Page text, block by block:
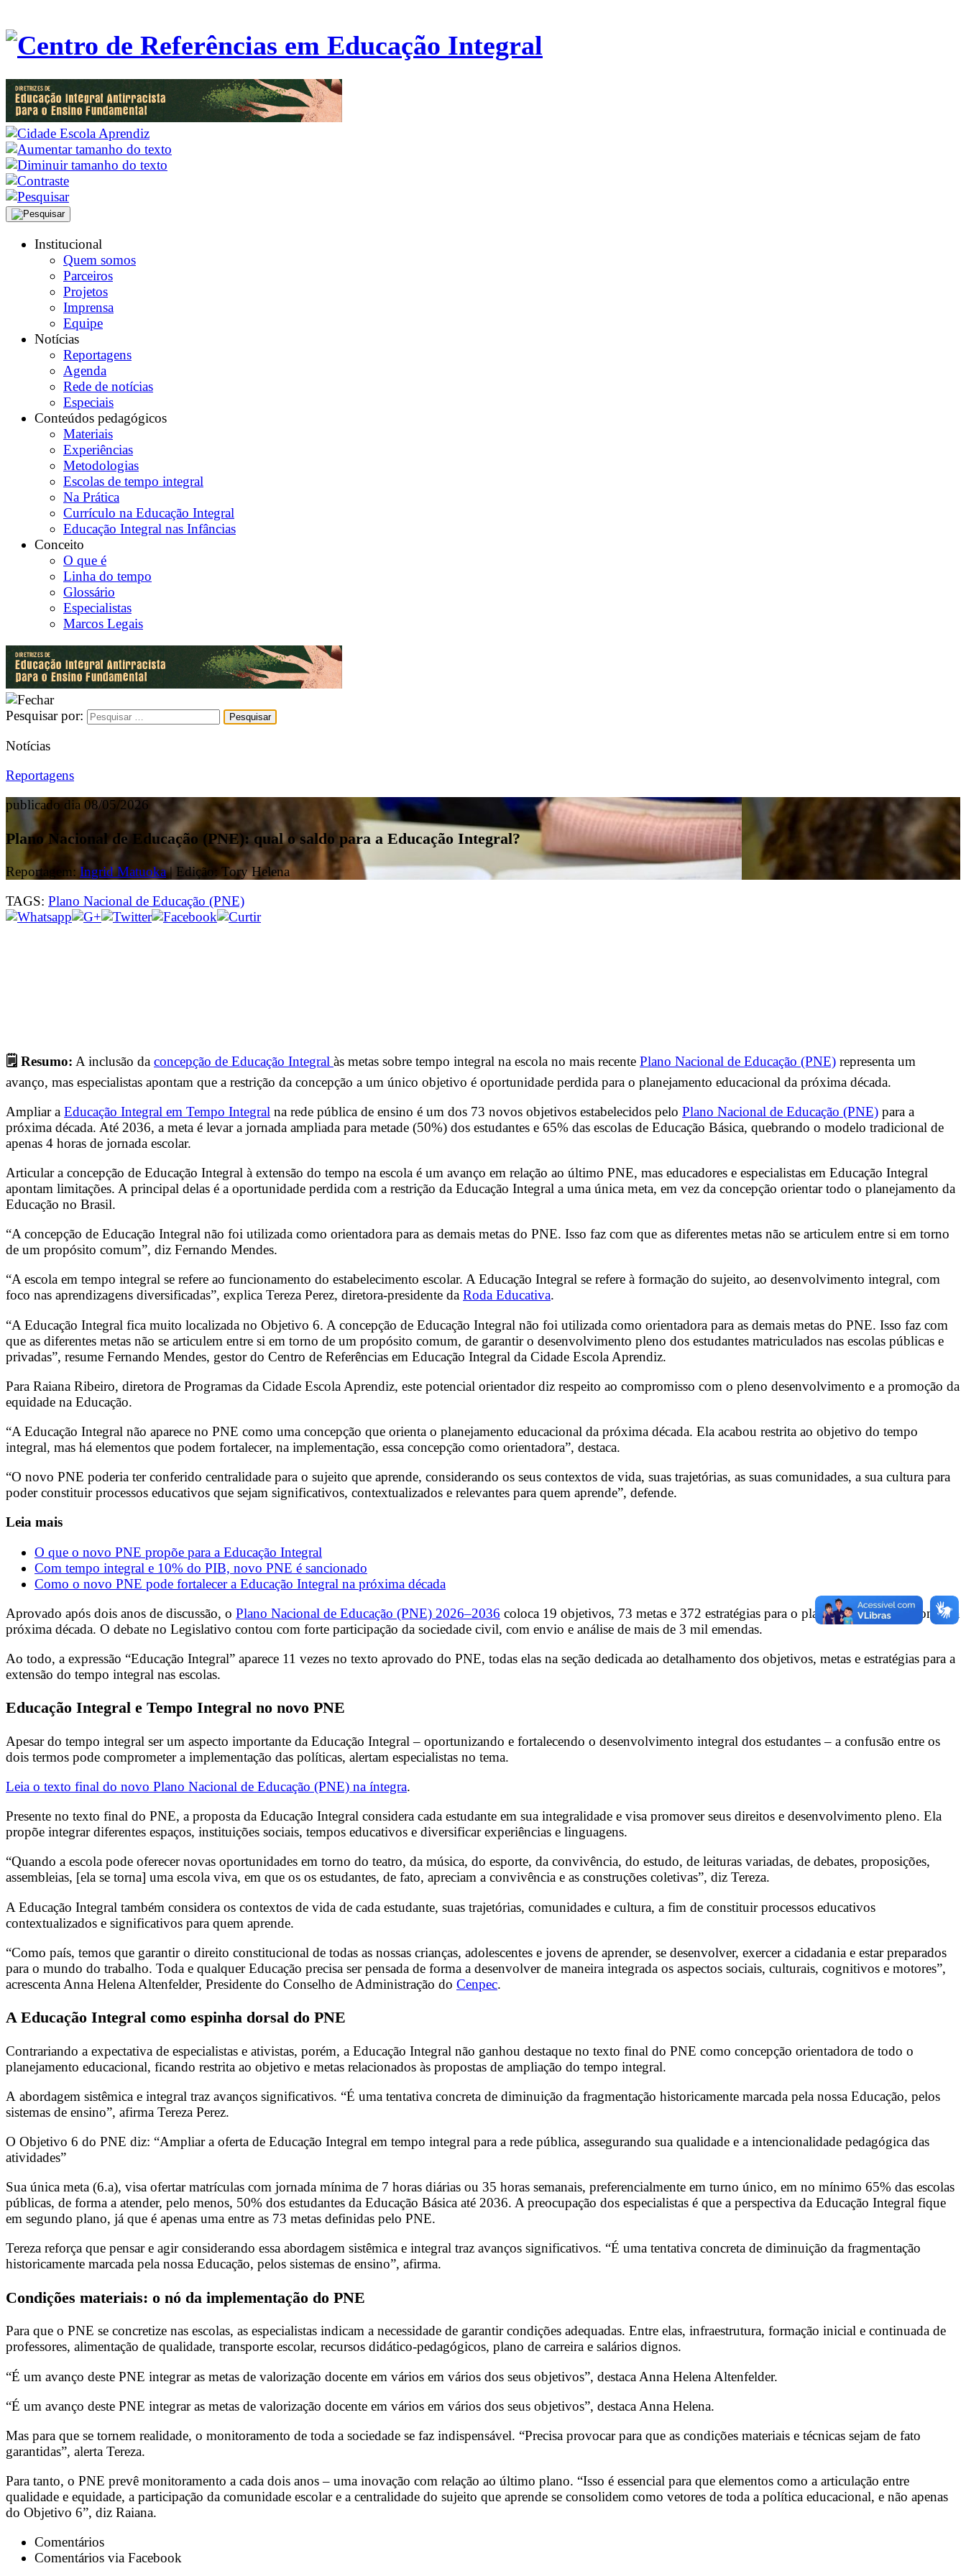
Institucional
Quem somos
Parceiros
Projetos
Imprensa
Equipe
Notícias
Reportagens
Agenda
Rede de notícias
Especiais
Conteúdos pedagógicos
Materiais
Experiências
Metodologias
Escolas de tempo integral
Na Prática
Currículo na Educação Integral
Educação Integral nas Infâncias
Conceito
O que é
Linha do tempo
Glossário
Especialistas
Marcos Legais
Pesquisar por:
Notícias
Reportagens
publicado dia 08/05/2026
Plano Nacional de Educação (PNE): qual o saldo para a Educação Integral?
Reportagem:Ingrid Matuoka| Edição: Tory Helena
TAGS: Plano Nacional de Educação (PNE)
🗒️ Resumo: A inclusão da concepção de Educação Integral às metas sobre tempo integral na escola no mais recente Plano Nacional de Educação (PNE) representa um
avanço, mas especialistas apontam que a restrição da concepção a um único objetivo é oportunidade perdida para o planejamento educacional da próxima década.
Ampliar a Educação Integral em Tempo Integral na rede pública de ensino é um dos 73 novos objetivos estabelecidos pelo Plano Nacional de Educação (PNE) para a
próxima década. Até 2036, a meta é levar a jornada ampliada para metade (50%) dos estudantes e 65% das escolas de Educação Básica, quebrando o modelo tradicional de
apenas 4 horas de jornada escolar.
Articular a concepção de Educação Integral à extensão do tempo na escola é um avanço em relação ao último PNE, mas educadores e especialistas em Educação Integral
apontam limitações. A principal delas é a oportunidade perdida com a restrição da Educação Integral a uma única meta, em vez da concepção orientar todo o planejamento da
Educação no Brasil.
“A concepção de Educação Integral não foi utilizada como orientadora para as demais metas do PNE. Isso faz com que as diferentes metas não se articulem entre si em torno
de um propósito comum”, diz Fernando Mendes.
“A escola em tempo integral se refere ao funcionamento do estabelecimento escolar. A Educação Integral se refere à formação do sujeito, ao desenvolvimento integral, com
foco nas aprendizagens diversificadas”, explica Tereza Perez, diretora-presidente da Roda Educativa.
“A Educação Integral fica muito localizada no Objetivo 6. A concepção de Educação Integral não foi utilizada como orientadora para as demais metas do PNE. Isso faz com
que as diferentes metas não se articulem entre si em torno de um propósito comum, de garantir o desenvolvimento pleno dos estudantes matriculados nas escolas públicas e
privadas”, resume Fernando Mendes, gestor do Centro de Referências em Educação Integral da Cidade Escola Aprendiz.
Para Raiana Ribeiro, diretora de Programas da Cidade Escola Aprendiz, este potencial orientador diz respeito ao compromisso com o pleno desenvolvimento e a promoção da
equidade na Educação.
“A Educação Integral não aparece no PNE como uma concepção que orienta o planejamento educacional da próxima década. Ela acabou restrita ao objetivo do tempo
integral, mas há elementos que podem fortalecer, na implementação, essa concepção como orientadora”, destaca.
“O novo PNE poderia ter conferido centralidade para o sujeito que aprende, considerando os seus contextos de vida, suas trajetórias, as suas comunidades, a sua cultura para
poder constituir processos educativos que sejam significativos, contextualizados e relevantes para quem aprende”, defende.
Leia mais
O que o novo PNE propõe para a Educação Integral
Com tempo integral e 10% do PIB, novo PNE é sancionado
Como o novo PNE pode fortalecer a Educação Integral na próxima década
Aprovado após dois anos de discussão, o Plano Nacional de Educação (PNE) 2026–2036 coloca 19 objetivos, 73 metas e 372 estratégias para o planejamento educacional da
próxima década. O debate no Legislativo contou com forte participação da sociedade civil, com envio e análise de mais de 3 mil emendas.
Ao todo, a expressão “Educação Integral” aparece 11 vezes no texto aprovado do PNE, todas elas na seção dedicada ao detalhamento dos objetivos, metas e estratégias para a
extensão do tempo integral nas escolas.
Educação Integral e Tempo Integral no novo PNE
Apesar do tempo integral ser um aspecto importante da Educação Integral – oportunizando e fortalecendo o desenvolvimento integral dos estudantes – a confusão entre os
dois termos pode comprometer a implementação das políticas, alertam especialistas no tema.
Leia o texto final do novo Plano Nacional de Educação (PNE) na íntegra.
Presente no texto final do PNE, a proposta da Educação Integral considera cada estudante em sua integralidade e visa promover seus direitos e desenvolvimento pleno. Ela
propõe integrar diferentes espaços, instituições sociais, tempos educativos e diversificar experiências e linguagens.
“Quando a escola pode oferecer novas oportunidades em torno do teatro, da música, do esporte, da convivência, do estudo, de leituras variadas, de debates, proposições,
assembleias, [ela se torna] uma escola viva, em que os os estudantes, de fato, apreciam a convivência e as construções coletivas”, diz Tereza.
A Educação Integral também considera os contextos de vida de cada estudante, suas trajetórias, comunidades e cultura, a fim de constituir processos educativos
contextualizados e significativos para quem aprende.
“Como país, temos que garantir o direito constitucional de todas as nossas crianças, adolescentes e jovens de aprender, se desenvolver, exercer a cidadania e estar preparados
para o mundo do trabalho. Toda e qualquer Educação precisa ser pensada de forma a desenvolver de maneira integrada os aspectos sociais, culturais, cognitivos e motores”,
acrescenta Anna Helena Altenfelder, Presidente do Conselho de Administração do Cenpec.
A Educação Integral como espinha dorsal do PNE
Contrariando a expectativa de especialistas e ativistas, porém, a Educação Integral não ganhou destaque no texto final do PNE como concepção orientadora de todo o
planejamento educacional, ficando restrita ao objetivo e metas relacionados às propostas de ampliação do tempo integral.
A abordagem sistêmica e integral traz avanços significativos. “É uma tentativa concreta de diminuição da fragmentação historicamente marcada pela nossa Educação, pelos
sistemas de ensino”, afirma Tereza Perez.
O Objetivo 6 do PNE diz: “Ampliar a oferta de Educação Integral em tempo integral para a rede pública, assegurando sua qualidade e a intencionalidade pedagógica das
atividades”
Sua única meta (6.a), visa ofertar matrículas com jornada mínima de 7 horas diárias ou 35 horas semanais, preferencialmente em turno único, em no mínimo 65% das escolas
públicas, de forma a atender, pelo menos, 50% dos estudantes da Educação Básica até 2036. A preocupação dos especialistas é que a perspectiva da Educação Integral fique
em segundo plano, já que é apenas uma entre as 73 metas definidas pelo PNE.
Tereza reforça que pensar e agir considerando essa abordagem sistêmica e integral traz avanços significativos. “É uma tentativa concreta de diminuição da fragmentação
historicamente marcada pela nossa Educação, pelos sistemas de ensino”, afirma.
Condições materiais: o nó da implementação do PNE
Para que o PNE se concretize nas escolas, as especialistas indicam a necessidade de garantir condições adequadas. Entre elas, infraestrutura, formação inicial e continuada de
professores, alimentação de qualidade, transporte escolar, recursos didático-pedagógicos, plano de carreira e salários dignos.
“É um avanço deste PNE integrar as metas de valorização docente em vários em vários dos seus objetivos”, destaca Anna Helena Altenfelder.
“É um avanço deste PNE integrar as metas de valorização docente em vários em vários dos seus objetivos”, destaca Anna Helena.
Mas para que se tornem realidade, o monitoramento de toda a sociedade se faz indispensável. “Precisa provocar para que as condições materiais e técnicas sejam de fato
garantidas”, alerta Tereza.
Para tanto, o PNE prevê monitoramento a cada dois anos – uma inovação com relação ao último plano. “Isso é essencial para que elementos como a articulação entre
qualidade e equidade, a participação da comunidade escolar e a centralidade do sujeito que aprende se consolidem como vetores de toda a política educacional, e não apenas
do Objetivo 6”, diz Raiana.
Comentários
Comentários via Facebook